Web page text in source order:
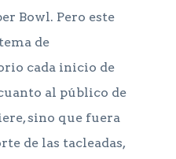
Bowl. Pero este
de
cada inicio de
al público de
sino que fuera
de las tacleadas,